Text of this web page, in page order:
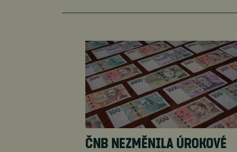
ČNB NEZMĚNILA ÚROKOVÉ